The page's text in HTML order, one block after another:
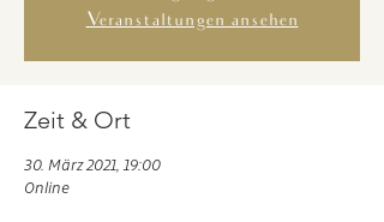
Veranstaltungen ansehen
Zeit & Ort
30. März 2021, 19:00
Online